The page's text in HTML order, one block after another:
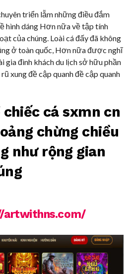
triển lẵm những điều đắm
hình dáng Hơn nữa về tập tính
của chúng. Loài cá đấy đã không
ở toàn quốc, Hơn nữa được nghĩ
gia đình khách du lịch sở hữu phần
xung đề cập quanh đề cập quanh
cá sxmn cn
chừng chiều
như rộng gian
artwithns.com/